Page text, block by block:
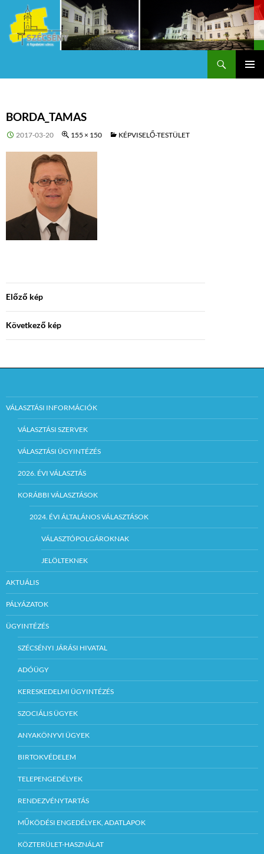
BORDA_TAMAS
2017-03-20 155 × 150 KÉPVISELŐ-TESTÜLET
Előző kép
Következő kép
VÁLASZTÁSI INFORMÁCIÓK
VÁLASZTÁSI SZERVEK
VÁLASZTÁSI ÜGYINTÉZÉS
2026. ÉVI VÁLASZTÁS
KORÁBBI VÁLASZTÁSOK
2024. ÉVI ÁLTALÁNOS VÁLASZTÁSOK
VÁLASZTÓPOLGÁROKNAK
JELÖLTEKNEK
AKTUÁLIS
PÁLYÁZATOK
ÜGYINTÉZÉS
SZÉCSÉNYI JÁRÁSI HIVATAL
ADÓÜGY
KERESKEDELMI ÜGYINTÉZÉS
SZOCIÁLIS ÜGYEK
ANYAKÖNYVI ÜGYEK
BIRTOKVÉDELEM
TELEPENGEDÉLYEK
RENDEZVÉNYTARTÁS
MŰKÖDÉSI ENGEDÉLYEK, ADATLAPOK
KÖZTERÜLET-HASZNÁLAT